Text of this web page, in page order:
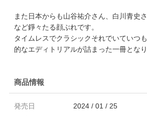
また日本からも山谷祐介さん、白川青史
など錚々たる顔ぶれです。
タイムレスでクラシックそれでいていつ
的なエディトリアルが詰まった一冊となり
商品情報
発売日
2024 / 01 / 25